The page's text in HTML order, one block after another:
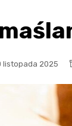
listopada 2025